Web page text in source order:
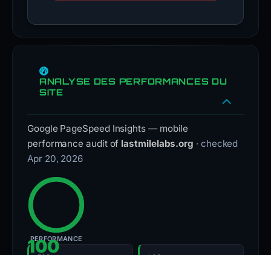
ANALYSE DES PERFORMANCES DU
SITE
Google PageSpeed Insights — mobile
performance audit of lastmilelabs.org · checked
Apr 20, 2026
100
PERFORMANCE